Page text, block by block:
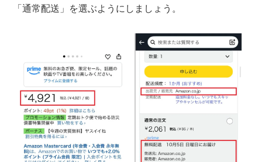
「通常配送」を選ぶようにしましょう。